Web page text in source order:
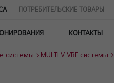
ПОТРЕБИТЕЛЬСКИЕ ТОВАРЫ
КОНТАКТЫ
системы MULTI V VRF системы